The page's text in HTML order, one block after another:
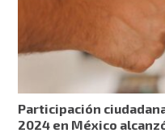
Participación
2024 en México